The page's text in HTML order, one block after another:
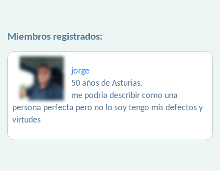
Miembros registrados:
jorge
50 años de Asturias.
me podría describir como una
persona perfecta pero no lo soy tengo mis defectos y
virtudes